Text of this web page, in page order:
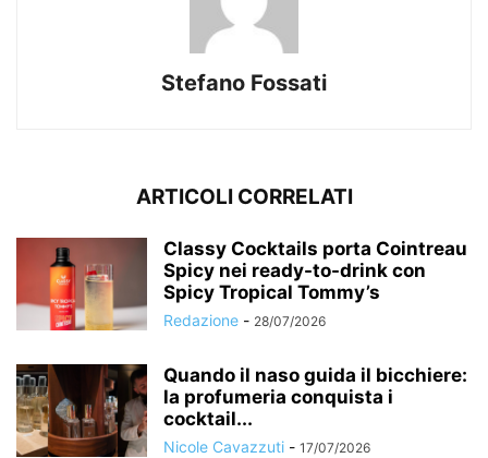
Stefano Fossati
ARTICOLI CORRELATI
Classy Cocktails porta Cointreau
Spicy nei ready-to-drink con
Spicy Tropical Tommy’s
Redazione - 28/07/2026
Quando il naso guida il bicchiere:
la profumeria conquista i
cocktail...
Nicole Cavazzuti - 17/07/2026